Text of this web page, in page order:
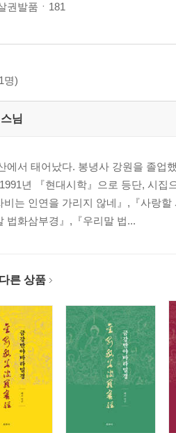
권발품ㆍ181
명)
님
에서 태어났다. 봉녕사 강원을 졸업
년 『현대시학』으로 등단, 시
비는 인연을 가리지 않네』,『사랑
법화삼부경』,『우리말 법...
른 상품